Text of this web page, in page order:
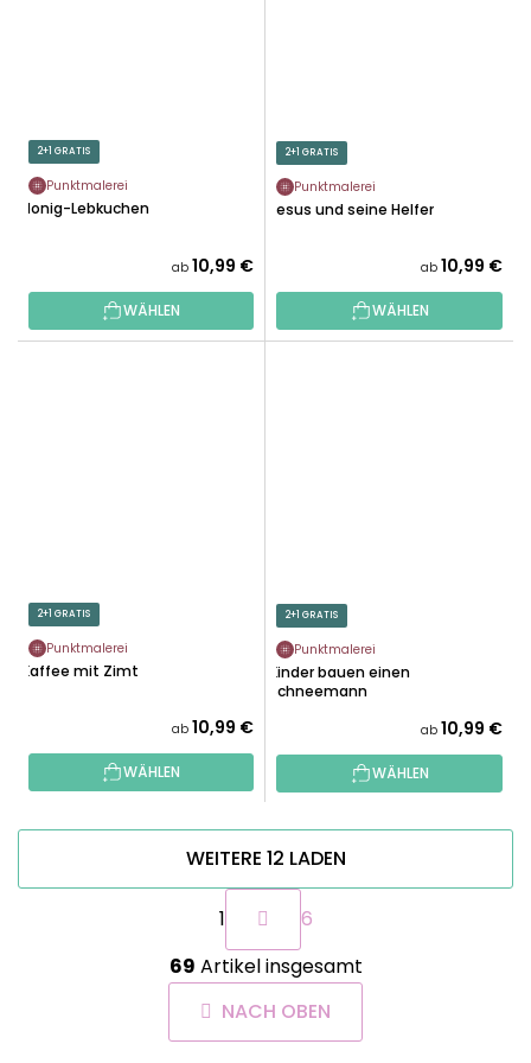
2+1 GRATIS
Punktmalerei
Honig-Lebkuchen
ab 10,99 €
WÄHLEN
2+1 GRATIS
Punktmalerei
Jesus und seine Helfer
ab 10,99 €
WÄHLEN
2+1 GRATIS
Punktmalerei
Kaffee mit Zimt
ab 10,99 €
WÄHLEN
2+1 GRATIS
Punktmalerei
Kinder bauen einen
Schneemann
ab 10,99 €
WÄHLEN
S
t
e
u
e
WEITERE 12 LADEN
P
a
g
i
n
i
e
1
6
69 Artikel insgesamt
NACH OBEN